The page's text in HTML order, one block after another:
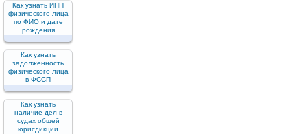
Как узнать ИНН
физического лица
по ФИО и дате
рождения
Как узнать
задолженность
физического лица
в ФССП
Как узнать
наличие дел в
судах общей
юрисдикции